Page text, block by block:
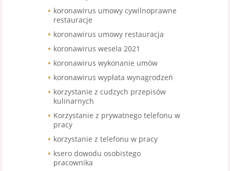
koronawirus umowy cywilnoprawne
restauracje
koronawirus umowy restauracja
koronawirus wesela 2021
koronawirus wykonanie umów
koronawirus wypłata wynagrodzeń
korzystanie z cudzych przepisów
kulinarnych
Korzystanie z prywatnego telefonu w
pracy
korzystanie z telefonu w pracy
ksero dowodu osobistego
pracownika